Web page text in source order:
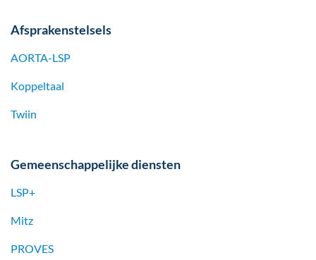
Afsprakenstelsels
AORTA-LSP
Koppeltaal
Twiin
Gemeenschappelijke diensten
LSP+
Mitz
PROVES